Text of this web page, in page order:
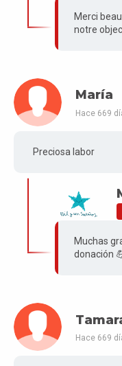
Merci
notre
María
Hace 669
Preciosa labor
Muchas
donación
Hace 669